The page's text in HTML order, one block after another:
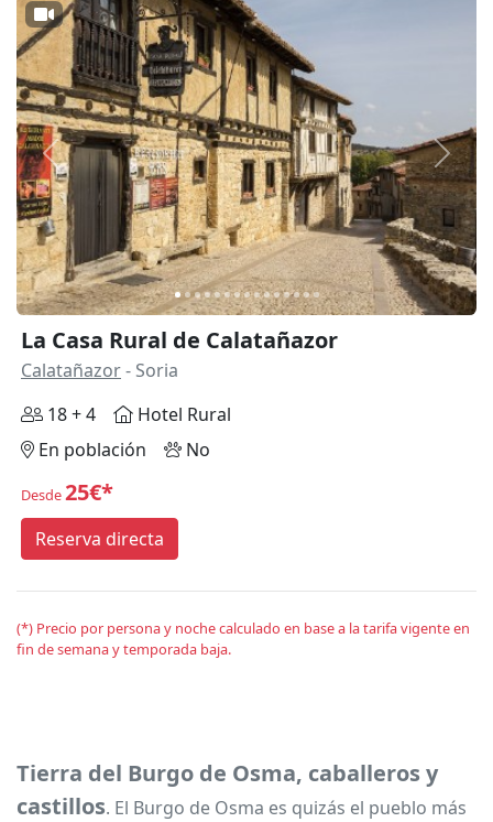
Anterior
La Casa Rural de Calatañazor
Calatañazor- Soria
18 + 4
Hotel Rural
En población
No
Desde25€*
Reserva directa
(*) Precio por persona y noche calculado en base a la tarifa vigente en
fin de semana y temporada baja.
Tierra del Burgo de Osma, caballeros y
castillos. El Burgo de Osma es quizás el pueblo más